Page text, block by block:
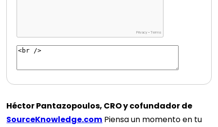
Héctor Pantazopoulos, CRO y cofundador de
SourceKnowledge.com Piensa un momento en tu